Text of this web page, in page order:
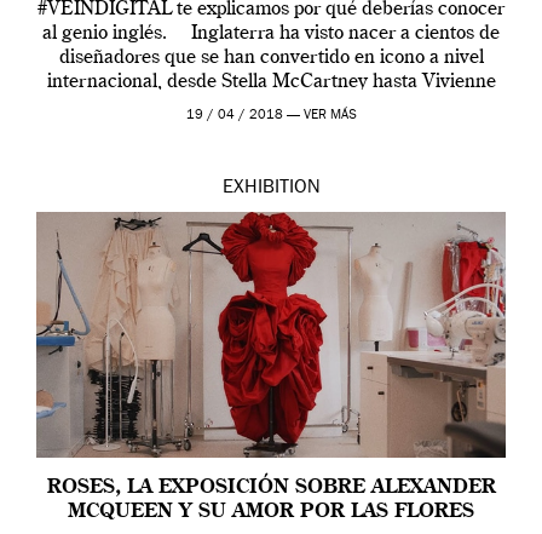
#VEINDIGITAL te explicamos por qué deberías conocer
al genio inglés. Inglaterra ha visto nacer a cientos de
diseñadores que se han convertido en icono a nivel
internacional, desde Stella McCartney hasta Vivienne
Westwood pasando […]
19 / 04 / 2018 — VER MÁS
EXHIBITION
ROSES, LA EXPOSICIÓN SOBRE ALEXANDER
MCQUEEN Y SU AMOR POR LAS FLORES